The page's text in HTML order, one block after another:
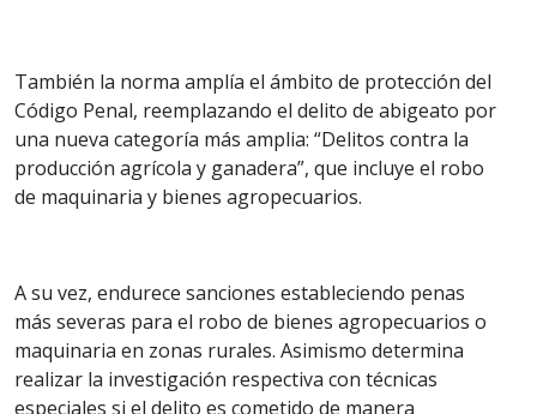
También la norma amplía el ámbito de protección del
Código Penal, reemplazando el delito de abigeato por
una nueva categoría más amplia: “Delitos contra la
producción agrícola y ganadera”, que incluye el robo
de maquinaria y bienes agropecuarios.
A su vez, endurece sanciones estableciendo penas
más severas para el robo de bienes agropecuarios o
maquinaria en zonas rurales. Asimismo determina
realizar la investigación respectiva con técnicas
especiales si el delito es cometido de manera